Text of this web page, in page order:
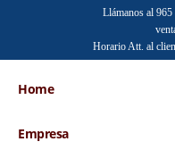
Llámanos al 965
Horario Att. al
Faraoni
por
de moda
Home
Empresa